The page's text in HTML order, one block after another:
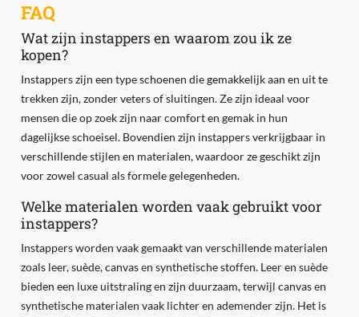
FAQ
Wat zijn instappers en waarom zou ik ze
kopen?
Instappers zijn een type schoenen die gemakkelijk aan en uit te
trekken zijn, zonder veters of sluitingen. Ze zijn ideaal voor
mensen die op zoek zijn naar comfort en gemak in hun
dagelijkse schoeisel. Bovendien zijn instappers verkrijgbaar in
verschillende stijlen en materialen, waardoor ze geschikt zijn
voor zowel casual als formele gelegenheden.
Welke materialen worden vaak gebruikt voor
instappers?
Instappers worden vaak gemaakt van verschillende materialen
zoals leer, suède, canvas en synthetische stoffen. Leer en suède
bieden een luxe uitstraling en zijn duurzaam, terwijl canvas en
synthetische materialen vaak lichter en ademender zijn. Het is